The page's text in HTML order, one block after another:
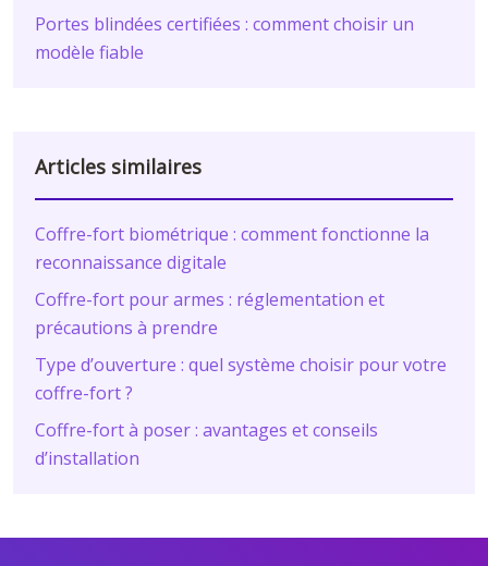
Portes blindées certifiées : comment choisir un
modèle fiable
Articles similaires
Coffre-fort biométrique : comment fonctionne la
reconnaissance digitale
Coffre-fort pour armes : réglementation et
précautions à prendre
Type d’ouverture : quel système choisir pour votre
coffre-fort ?
Coffre-fort à poser : avantages et conseils
d’installation